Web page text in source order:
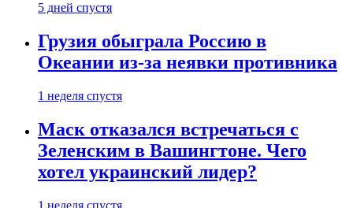
5 дней спустя
Грузия обыграла Россию в
Океании из-за неявки противника
1 неделя спустя
Маск отказался встречаться с
Зеленским в Вашингтоне. Чего
хотел украинский лидер?
1 неделя спустя